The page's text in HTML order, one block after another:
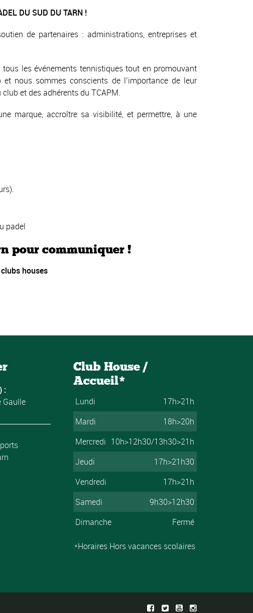
DU SUD DU TARN !
de partenaires : administrations, entreprises et
les événements tennistiques tout en promouvant
nous sommes conscients de l’importance de leur
et des adhérents du TCAPM.
marque, accroître sa visibilité, et permettre, à une
padel
pour communiquer !
houses
:
Gaulle
Club House /
Accueil*
Lundi
17h>21h
Mardi
18h>20h
Mercredi 10h>12h30/13h30>21h
Jeudi
17h>21h30
Vendredi
17h>21h
Samedi
9h30>12h30
Dimanche
Fermé
*Horaires Hors vacances scolaires